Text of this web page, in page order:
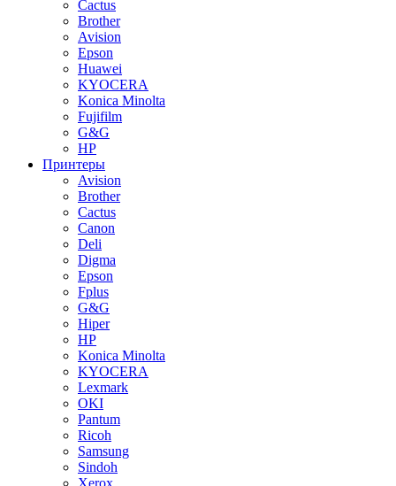
Cactus
Brother
Avision
Epson
Huawei
KYOCERA
Konica Minolta
Fujifilm
G&G
HP
Принтеры
Avision
Brother
Cactus
Canon
Deli
Digma
Epson
Fplus
G&G
Hiper
HP
Konica Minolta
KYOCERA
Lexmark
OKI
Pantum
Ricoh
Samsung
Sindoh